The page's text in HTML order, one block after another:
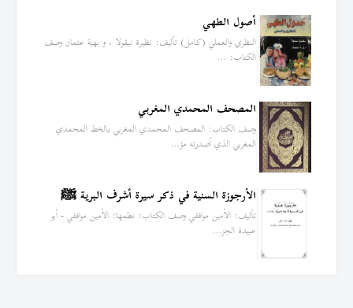
أصول الطهي
النظري والعملي (كامل) تأليف: نظيرة نيقولا ، و بهية عثمان وصف
الكتاب: …
المصحف المحمدي المغربي
وصف الكتاب: المصحف المحمدي المغربي بالخط المحمدي
المغربي الذي أصدرته مؤ…
الأرجوزة السنية في ذكر سيرة أشرف البرية ﷺ
تأليف: الأمين موافقي وصف الكتاب: نظمها: الأمين موافقي - أبو
عبيدة الجز…